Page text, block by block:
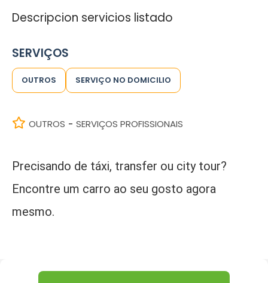
Descripcion servicios listado
SERVIÇOS
OUTROS SERVIÇO NO DOMICILIO
OUTROS - SERVIÇOS PROFISSIONAIS
Precisando de táxi, transfer ou city tour?
Encontre um carro ao seu gosto agora
mesmo.